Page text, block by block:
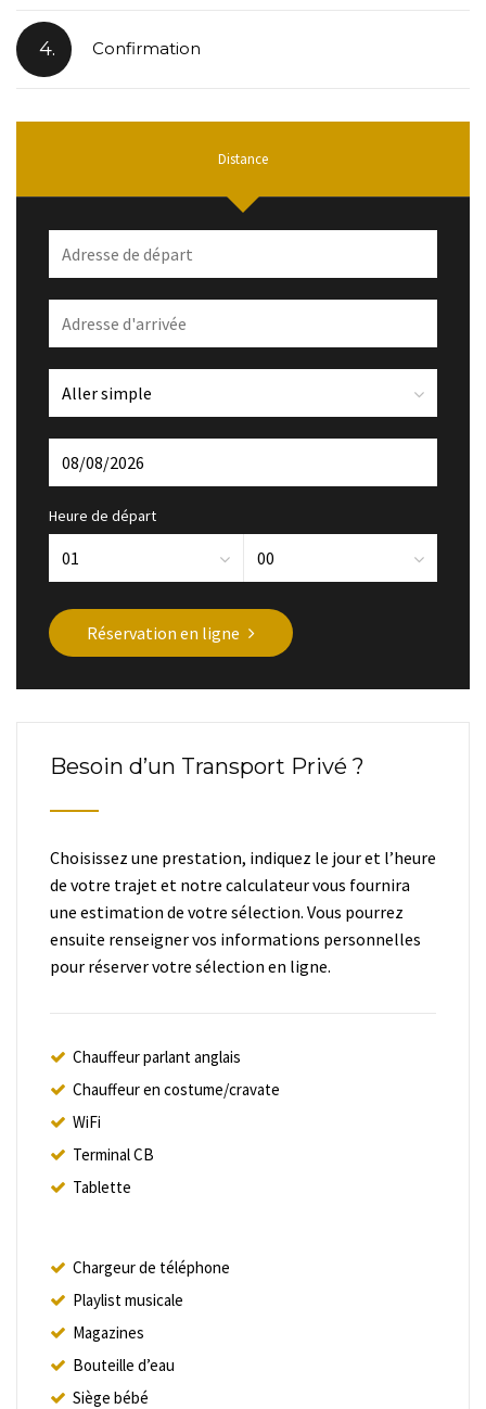
4. Confirmation
Distance
Heure de départ
Réservation en ligne
Besoin d’un Transport Privé ?
Choisissez une prestation, indiquez le jour et l’heure
de votre trajet et notre calculateur vous fournira
une estimation de votre sélection. Vous pourrez
ensuite renseigner vos informations personnelles
pour réserver votre sélection en ligne.
Chauffeur parlant anglais
Chauffeur en costume/cravate
WiFi
Terminal CB
Tablette
Chargeur de téléphone
Playlist musicale
Magazines
Bouteille d’eau
Siège bébé